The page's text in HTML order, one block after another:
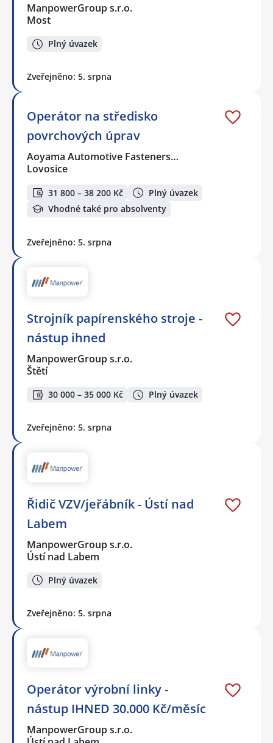
ManpowerGroup s.r.o.
Most
Plný úvazek
Zveřejněno: 5. srpna
Operátor na středisko
povrchových úprav
Aoyama Automotive Fasteners…
Lovosice
31 800 – 38 200 Kč
Plný úvazek
Vhodné také pro absolventy
Zveřejněno: 5. srpna
Strojník papírenského stroje -
nástup ihned
ManpowerGroup s.r.o.
Štětí
30 000 – 35 000 Kč Plný úvazek
Zveřejněno: 5. srpna
Řidič VZV/jeřábník - Ústí nad
Labem
ManpowerGroup s.r.o.
Ústí nad Labem
Plný úvazek
Zveřejněno: 5. srpna
Operátor výrobní linky -
nástup IHNED 30.000 Kč/měsíc
ManpowerGroup s.r.o.